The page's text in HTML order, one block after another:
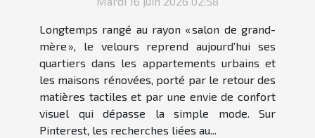
Longtemps rangé au rayon « salon de grand-
mère », le velours reprend aujourd’hui ses
quartiers dans les appartements urbains et
les maisons rénovées, porté par le retour des
matières tactiles et par une envie de confort
visuel qui dépasse la simple mode. Sur
Pinterest, les recherches liées au...